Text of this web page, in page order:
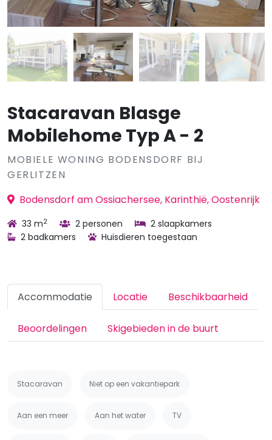
Stacaravan Blasge
Mobilehome Typ A - 2
MOBIELE WONING BODENSDORF BIJ
GERLITZEN
Bodensdorf am Ossiachersee, Karinthië, Oostenrijk
33 m2 2 personen
2 slaapkamers
2 badkamers
Huisdieren toegestaan
Accommodatie Locatie Beschikbaarheid
Beoordelingen Skigebieden in de buurt
Stacaravan Niet op een vakantiepark
Aan een meer Aan het water TV